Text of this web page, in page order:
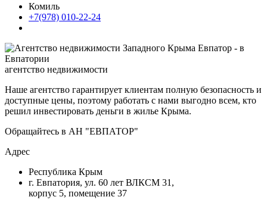
Комиль
+7(978) 010-22-24
агентство недвижимости
Наше агентство гарантирует клиентам полную безопасность и
доступные цены, поэтому работать с нами выгодно всем, кто
решил инвестировать деньги в жилье Крыма.
Обращайтесь в АН "ЕВПАТОР"
Адрес
Республика Крым
г. Евпатория, ул. 60 лет ВЛКСМ 31,
корпус 5, помещение 37